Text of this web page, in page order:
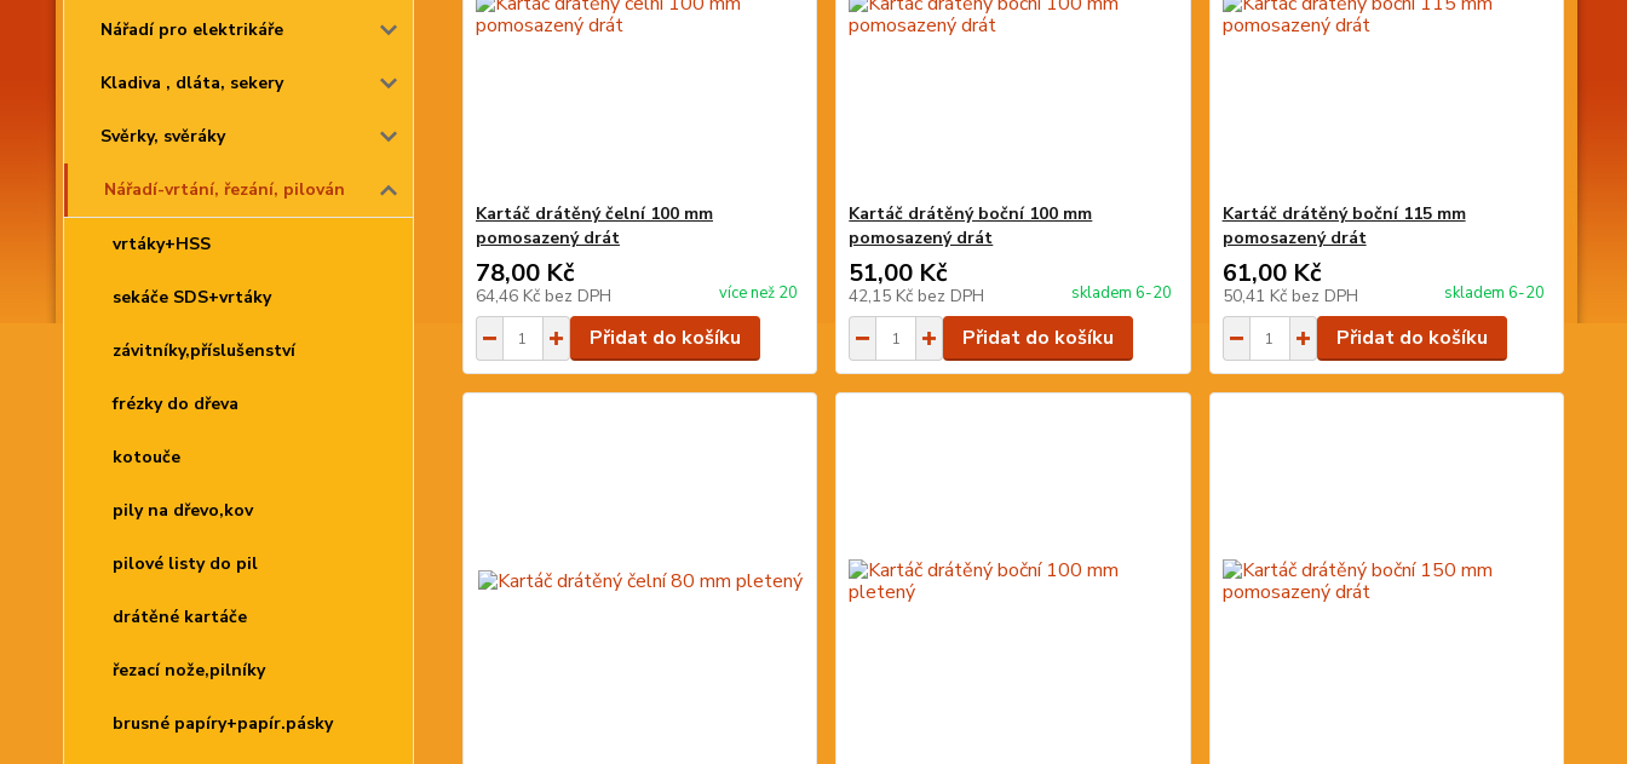
Nářadí pro elektrikáře
Kladiva , dláta, sekery
Svěrky, svěráky
Nářadí-vrtání, řezání, pilován
vrtáky+HSS
sekáče SDS+vrtáky
závitníky,příslušenství
frézky do dřeva
kotouče
pily na dřevo,kov
pilové listy do pil
drátěné kartáče
řezací nože,pilníky
brusné papíry+papír.pásky
Kartáč drátěný čelní 100 mm
pomosazený drát
78,00 Kč
64,46 Kč bez DPH více než 20
Přidat do košíku
Kartáč drátěný boční 100 mm
pomosazený drát
51,00 Kč
42,15 Kč bez DPH skladem 6-20
Přidat do košíku
Kartáč drátěný boční 115 mm
pomosazený drát
61,00 Kč
50,41 Kč bez DPH skladem 6-20
Přidat do košíku